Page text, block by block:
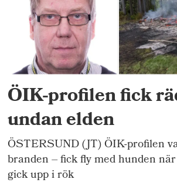
ÖIK-profilen fick
undan elden
ÖSTERSUND (JT) ÖIK-profilen
branden – fick fly med hunden
gick upp i rök